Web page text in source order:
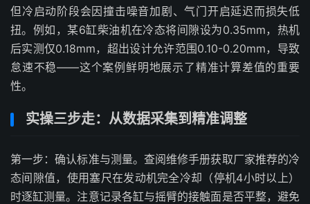
但冷启动阶段会因撞击噪音加剧、气门开启延迟而损失低
扭。例如，某6缸柴油机在冷态将间隙设为0.35mm，热机
后实测仅0.18mm，超出设计允许范围0.10-0.20mm，导致
怠速不稳——这个案例鲜明地展示了精准计算差值的重要
性。
实操三步走：从数据采集到精准调整
第一步：确认标准与测量。查阅维修手册获取厂家推荐的冷
态间隙值，使用塞尺在发动机完全冷却（停机4小时以上）
时逐缸测量。注意记录各缸与摇臂的接触面是否平整，避免